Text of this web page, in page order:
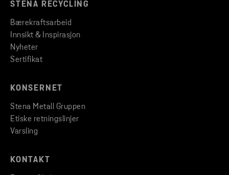
STENA RECYCLING
Bærekraftsarbeid
Innsikt & Inspirasjon
Nyheter
Sertifikat
KONSERNET
Stena Metall Gruppen
Etiske retningslinjer
Varsling
KONTAKT